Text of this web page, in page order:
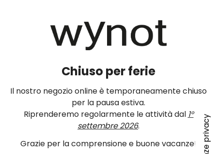
Chiuso per ferie
Il nostro negozio online è temporaneamente chiuso
per la pausa estiva.
Riprenderemo regolarmente le attività dal 1°
settembre 2026.
Grazie per la comprensione e buone vacanze!